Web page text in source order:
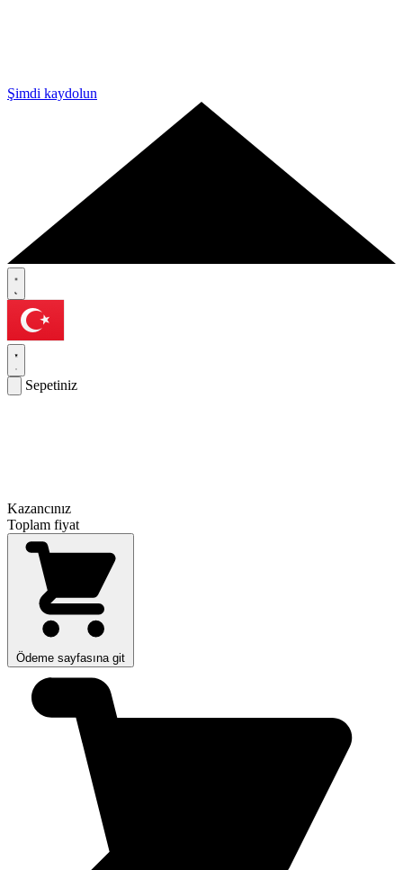
Şimdi kaydolun
Sepetiniz
Kazancınız
Toplam fiyat
Ödeme sayfasına git